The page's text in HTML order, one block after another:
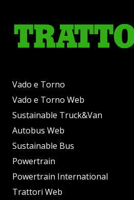
Vado e Torno
Vado e Torno Web
Sustainable Truck&Van
Autobus Web
Sustainable Bus
Powertrain
Powertrain International
Trattori Web